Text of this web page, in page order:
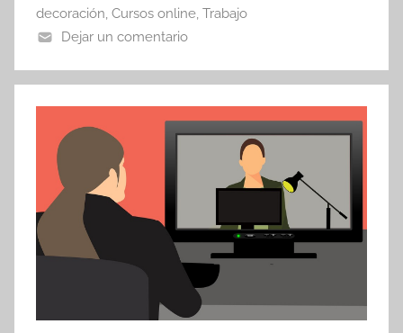
decoración, Cursos online, Trabajo
Dejar un comentario